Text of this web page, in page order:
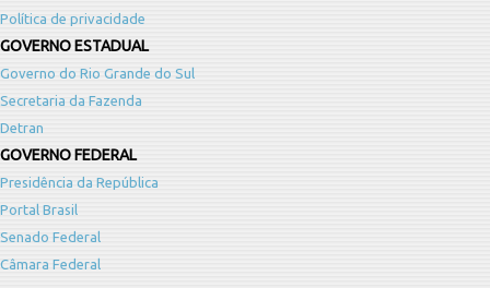
Política de privacidade
GOVERNO ESTADUAL
Governo do Rio Grande do Sul
Secretaria da Fazenda
Detran
GOVERNO FEDERAL
Presidência da República
Portal Brasil
Senado Federal
Câmara Federal